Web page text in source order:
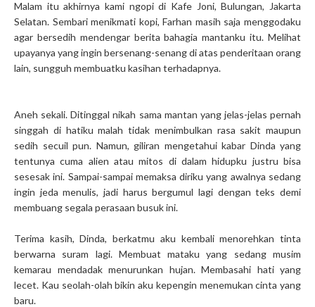
Malam itu akhirnya kami ngopi di Kafe Joni, Bulungan, Jakarta
Selatan. Sembari menikmati kopi, Farhan masih saja menggodaku
agar bersedih mendengar berita bahagia mantanku itu. Melihat
upayanya yang ingin bersenang-senang di atas penderitaan orang
lain, sungguh membuatku kasihan terhadapnya.
Aneh sekali. Ditinggal nikah sama mantan yang jelas-jelas pernah
singgah di hatiku malah tidak menimbulkan rasa sakit maupun
sedih secuil pun. Namun, giliran mengetahui kabar Dinda yang
tentunya cuma alien atau mitos di dalam hidupku justru bisa
sesesak ini. Sampai-sampai memaksa diriku yang awalnya sedang
ingin jeda menulis, jadi harus bergumul lagi dengan teks demi
membuang segala perasaan busuk ini.
Terima kasih, Dinda, berkatmu aku kembali menorehkan tinta
berwarna suram lagi. Membuat mataku yang sedang musim
kemarau mendadak menurunkan hujan. Membasahi hati yang
lecet. Kau seolah-olah bikin aku kepengin menemukan cinta yang
baru.